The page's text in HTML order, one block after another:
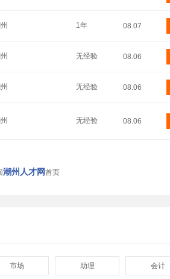
1年 08.07
无经验 08.06
无经验 08.06
无经验 08.06
潮州人才网首页
市场 助理 会计